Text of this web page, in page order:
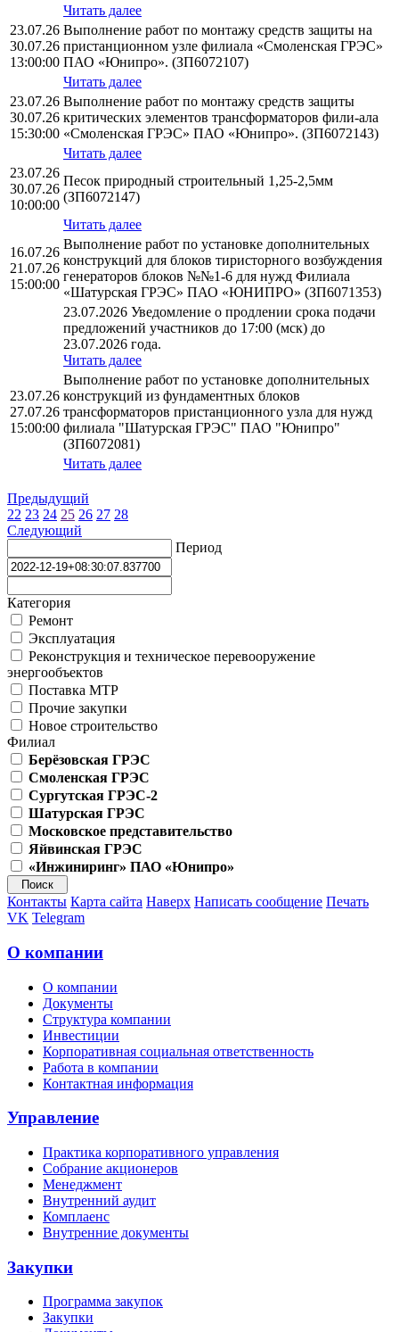
Читать далее
23.07.26
30.07.26
13:00:00
Выполнение работ по монтажу средств защиты на
пристанционном узле филиала «Смоленская ГРЭС»
ПАО «Юнипро». (ЗП6072107)
Читать далее
23.07.26
30.07.26
15:30:00
Выполнение работ по монтажу средств защиты
критических элементов трансформаторов фили-ала
«Смоленская ГРЭС» ПАО «Юнипро». (ЗП6072143)
Читать далее
23.07.26
30.07.26
10:00:00
Песок природный строительный 1,25-2,5мм
(ЗП6072147)
Читать далее
16.07.26
21.07.26
15:00:00
Выполнение работ по установке дополнительных
конструкций для блоков тиристорного возбуждения
генераторов блоков №№1-6 для нужд Филиала
«Шатурская ГРЭС» ПАО «ЮНИПРО» (ЗП6071353)
23.07.2026 Уведомление о продлении срока подачи
предложений участников до 17:00 (мск) до
23.07.2026 года.
Читать далее
23.07.26
27.07.26
15:00:00
Выполнение работ по установке дополнительных
конструкций из фундаментных блоков
трансформаторов пристанционного узла для нужд
филиала "Шатурская ГРЭС" ПАО "Юнипро"
(ЗП6072081)
Читать далее
Предыдущий
22 23 24 25 26 27 28
Следующий
Период
Категория
Ремонт
Эксплуатация
Реконструкция и техническое перевооружение
энергообъектов
Поставка МТР
Прочие закупки
Новое строительство
Филиал
Берёзовская ГРЭС
Смоленская ГРЭС
Сургутская ГРЭС-2
Шатурская ГРЭС
Московское представительство
Яйвинская ГРЭС
«Инжиниринг» ПАО «Юнипро»
Контакты Карта сайта Наверх Написать сообщение Печать
VK Telegram
О компании
О компании
Документы
Структура компании
Инвестиции
Корпоративная социальная ответственность
Работа в компании
Контактная информация
Управление
Практика корпоративного управления
Собрание акционеров
Менеджмент
Внутренний аудит
Комплаенс
Внутренние документы
Закупки
Программа закупок
Закупки